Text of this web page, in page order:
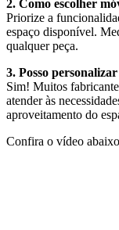
2. Como escolher
Priorize a
espaço disponível.
qualquer peça.
3. Posso
Sim! Muitos
atender às
aproveitamento do
Confira o vídeo